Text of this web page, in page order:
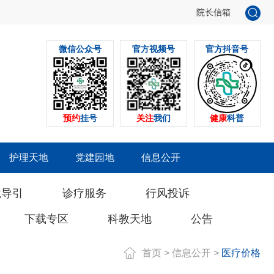
院长信箱
微信公众号
预约挂号
官方视频号
关注我们
官方抖音号
健康科普
护理天地 党建园地 信息公开
引 诊疗服务 行风投诉
下载专区 科教天地 公告
首页 > 信息公开 > 医疗价格